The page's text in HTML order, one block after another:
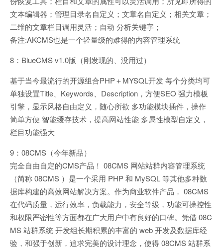
文本编辑器；管理目录名自定义；文章名自定义；相关文章；
二维的文章栏目调用灵活；自动 分析关键字；
备注:AKCMS也是一个轻量级的难得的内容管理系统
8：BlueCMS v1.0版（刚发现的、没用过）
基于当今最流行的开源组合PHP＋MYSQL开发 每个分类均可
单独设置Title、Keywords、Description，方便SEO 强力模板
引擎，显示风格自由定义，随心所欲 多功能模块插件，操作
简单方便 智能缓存技术，提高网站性能 多属性模型自定义，
栏目功能强大
9：08CMS（今年新品）
完全自由自定的CMS产品！ 08CMS 网站站群内容管理系统
（简称 08CMS ）是一个采用 PHP 和 MySQL 等其他多种数
据库构建的高效网站解决方案。作为商业软件产品， 08CMS
在代码质量，运行效率，负载能力，安全等级，功能可操控性
和权限严密性等方面都在广大用户中有良好的口碑。凭借 08C
MS 站群系统 开发组长期积累的丰富的 web 开发及数据库经
验，和强于创新，追求完美的设计理念，使得 08CMS 站群系